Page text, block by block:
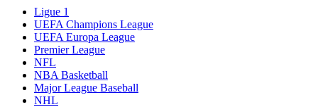
Ligue 1
UEFA Champions League
UEFA Europa League
Premier League
NFL
NBA Basketball
Major League Baseball
NHL